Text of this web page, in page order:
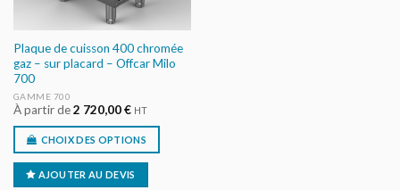
Plaque de cuisson 400 chromée
gaz – sur placard – Offcar Milo
700
GAMME 700
À partir de2 720,00€ HT
CHOIX DES OPTIONS
AJOUTER AU DEVIS